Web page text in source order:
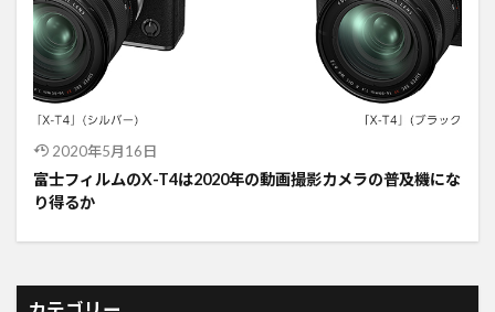
2020年5月16日
富士フィルムのX-T4は2020年の動画撮影カメラの普及機にな
り得るか